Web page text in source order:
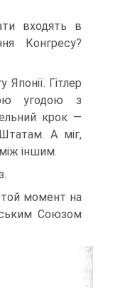
входять в
Конгресу?
Японії. Гітлер
угодою з
крок —
А міг,
іншим.
той момент на
Союзом